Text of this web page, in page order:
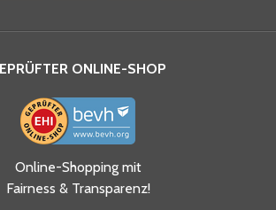
Ja, ich habe die
Datenschutzhinweise gelesen
und akzeptiere diese.
ONLINE-SHOP
Online-Shopping mit
Fairness & Transparenz!